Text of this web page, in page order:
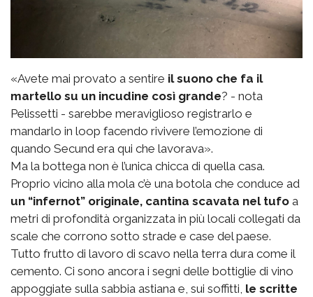
«Avete mai provato a sentire il suono che fa il
martello su un incudine così grande? - nota
Pelissetti - sarebbe meraviglioso registrarlo e
mandarlo in loop facendo rivivere l’emozione di
quando Secund era qui che lavorava».
Ma la bottega non è l’unica chicca di quella casa.
Proprio vicino alla mola c’è una botola che conduce ad
un “infernot” originale, cantina scavata nel tufo a
metri di profondità organizzata in più locali collegati da
scale che corrono sotto strade e case del paese.
Tutto frutto di lavoro di scavo nella terra dura come il
cemento. Ci sono ancora i segni delle bottiglie di vino
appoggiate sulla sabbia astiana e, sui soffitti, le scritte